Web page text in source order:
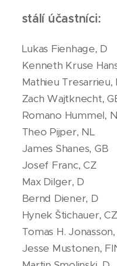
stálí účastníci:
Lukas Fienhage, D
Kenneth Kruse
Mathieu Tresarrieu,
Zach Wajtknecht,
Romano Hummel,
Theo Pijper, NL
James Shanes, GB
Josef Franc, CZ
Max Dilger, D
Bernd Diener, D
Hynek Štichauer, CZ
Tomas H. Jonasson,
Jesse Mustonen,